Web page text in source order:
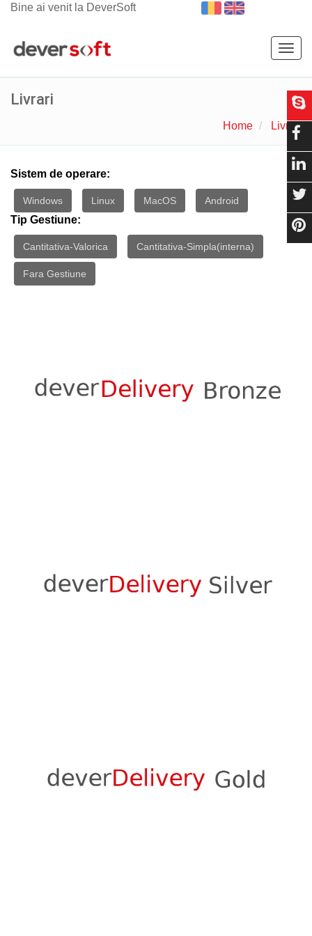
Bine ai venit la DeverSoft
Livrari
Home Livrari
Sistem de operare:
Windows Linux MacOS Android
Tip Gestiune:
Cantitativa-Valorica Cantitativa-Simpla(interna)
Fara Gestiune